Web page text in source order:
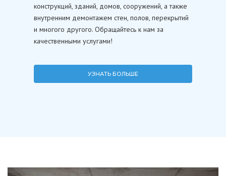
конструкций, зданий, домов, сооружений, а также
внутренним демонтажем стен, полов, перекрытий
и многого другого. Обращайтесь к нам за
качественными услугами!
УЗНАТЬ БОЛЬШЕ